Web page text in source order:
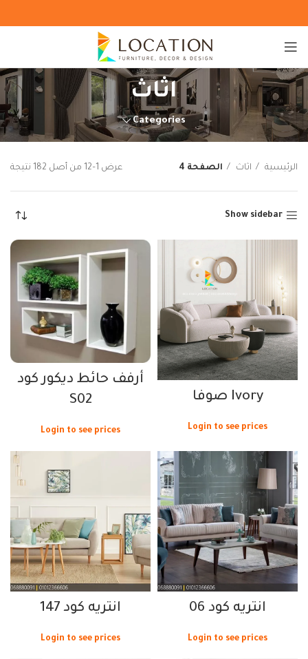
اثاث
Categories
الرئيسية اثاث الصفحة 4 عرض 1–12 من أصل 182 نتيجة
Show sidebar
Ivory صوفا
Login to see prices
أرفف حائط ديكور كود
S02
Login to see prices
انتريه كود 06
Login to see prices
انتريه كود 147
Login to see prices